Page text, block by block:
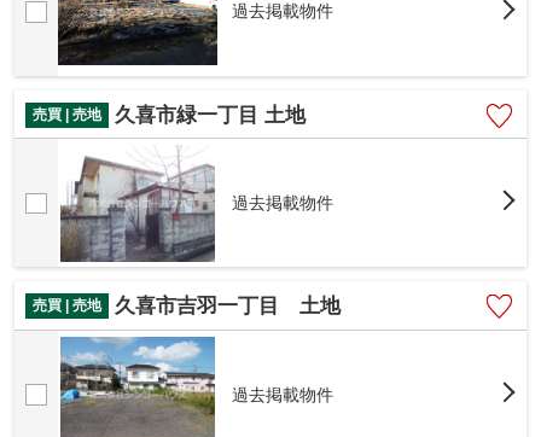
過去掲載物件
売買 | 売地 久喜市緑一丁目 土地
過去掲載物件
売買 | 売地 久喜市吉羽一丁目 土地
過去掲載物件